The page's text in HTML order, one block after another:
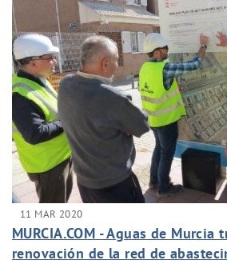
11 MAR 2020
MURCIA.COM - Aguas de Murcia
renovación de la red de